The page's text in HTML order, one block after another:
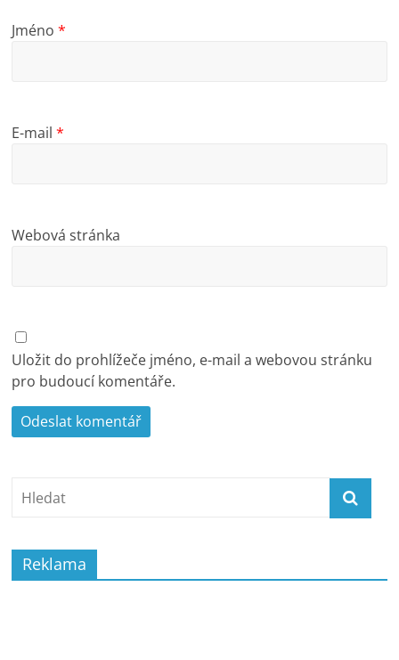
Jméno*
E-mail*
Webová stránka
Uložit do prohlížeče jméno, e-mail a webovou stránku
pro budoucí komentáře.
Reklama